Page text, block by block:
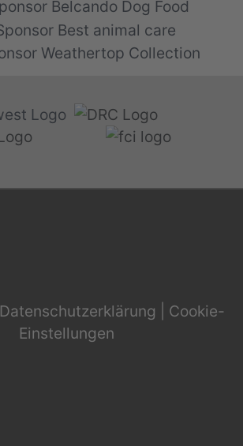
Datenschutzerklärung
Cookie-
Einstellungen